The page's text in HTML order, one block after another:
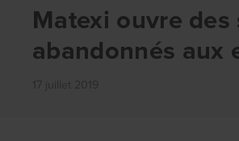
Matexi ouvre
abandonnés aux